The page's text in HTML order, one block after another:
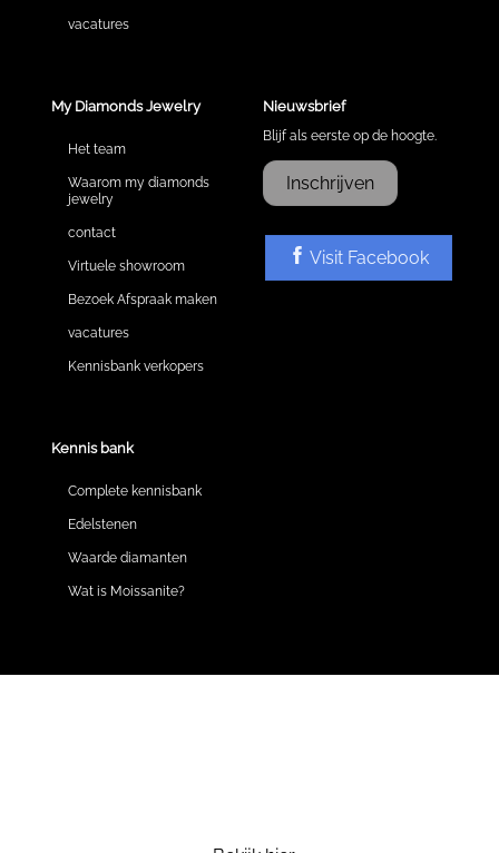
vacatures
My Diamonds Jewelry
Het team
Waarom my diamonds
jewelry
contact
Virtuele showroom
Bezoek Afspraak maken
vacatures
Kennisbank verkopers
Kennis bank
Complete kennisbank
Edelstenen
Waarde diamanten
Wat is Moissanite?
Nieuwsbrief
Blijf als eerste op de hoogte.
Inschrijven
Visit Facebook